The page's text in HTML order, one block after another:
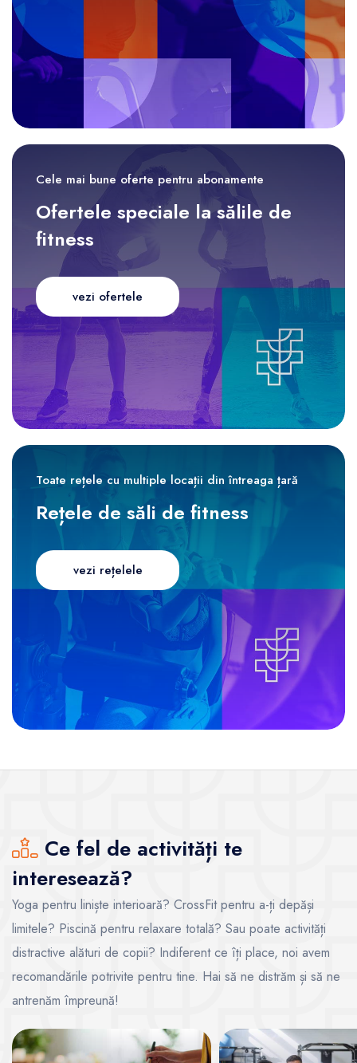
Cele mai bune oferte pentru abonamente
Ofertele speciale la sălile de
fitness
vezi ofertele
Toate rețele cu multiple locații din întreaga țară
Rețele de săli de fitness
vezi rețelele
Ce fel de activități te
interesează?
Yoga pentru liniște interioară? CrossFit pentru a-ți depăși
limitele? Piscină pentru relaxare totală? Sau poate activități
distractive alături de copii? Indiferent ce îți place, noi avem
recomandările potrivite pentru tine. Hai să ne distrăm și să ne
antrenăm împreună!